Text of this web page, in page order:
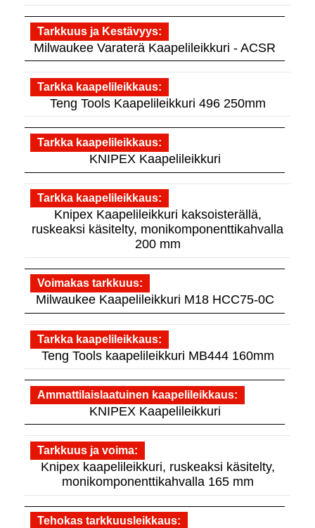
Tarkkuus ja Kestävyys
Milwaukee Varaterä Kaapelileikkuri - ACSR
Tarkka kaapelileikkaus
Teng Tools Kaapelileikkuri 496 250mm
Tarkka kaapelileikkaus
KNIPEX Kaapelileikkuri
Tarkka kaapelileikkaus
Knipex Kaapelileikkuri kaksoisterällä,
ruskeaksi käsitelty, monikomponenttikahvalla
200 mm
Voimakas tarkkuus
Milwaukee Kaapelileikkuri M18 HCC75-0C
Tarkka kaapelileikkaus
Teng Tools kaapelileikkuri MB444 160mm
Ammattilaislaatuinen kaapelileikkaus
KNIPEX Kaapelileikkuri
Tarkkuus ja voima
Knipex kaapelileikkuri, ruskeaksi käsitelty,
monikomponenttikahvalla 165 mm
Tehokas tarkkuusleikkaus